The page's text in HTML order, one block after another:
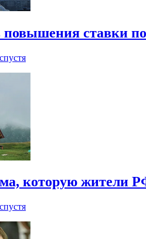
повышения ставки
которую жители